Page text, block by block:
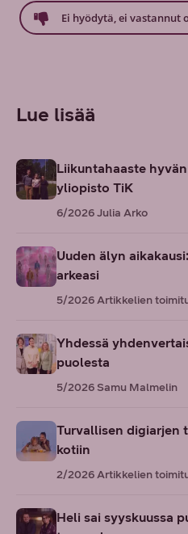
Ei hyödytä, ei vastannut
Lue lisää
Liikuntahaaste
yliopisto TiK
6/2026Julia Arko
Uuden älyn
arkeasi
5/2026Artikkelien
Yhdessä
puolesta
5/2026Samu Malmelin
Turvallisen digiarjen
kotiin
2/2026Artikkelien
Heli sai syyskuussa